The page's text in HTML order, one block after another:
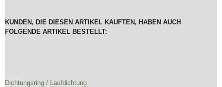
KUNDEN, DIE DIESEN ARTIKEL KAUFTEN, HABEN AUCH
FOLGENDE ARTIKEL BESTELLT:
Dichtungsring / Laufdichtung